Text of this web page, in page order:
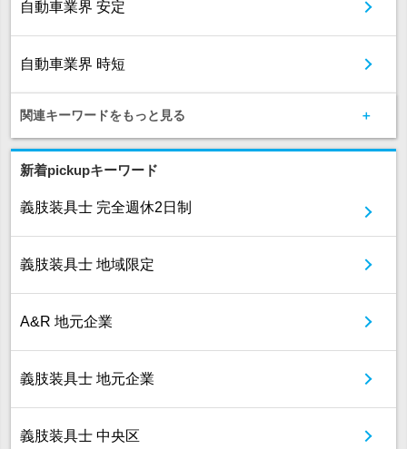
自動車業界 安定
自動車業界 時短
関連キーワードをもっと見る
新着pickupキーワード
義肢装具士 完全週休2日制
義肢装具士 地域限定
A&R 地元企業
義肢装具士 地元企業
義肢装具士 中央区